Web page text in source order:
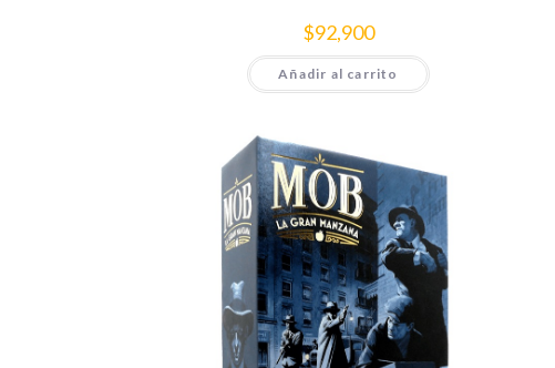
$92,900
Añadir al carrito